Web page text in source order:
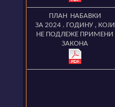
ПЛАН НАБАВКИ
ЗА 2024 . ГОДИНУ, КОЈИ
НЕ ПОДЛЕЖЕ ПРИМЕНИ
ЗАКОНА